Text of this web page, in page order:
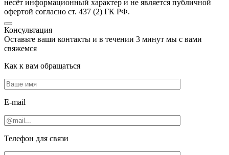
несёт информационный характер и не является публичной
офертой согласно ст. 437 (2) ГК РФ.
Консультация
Оставьте ваши контакты и в течении 3 минут мы с вами
свяжемся
Как к вам обращаться
E-mail
Телефон для связи